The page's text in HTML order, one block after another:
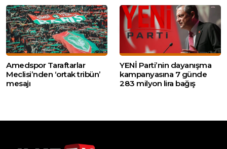
Amedspor Taraftarlar
Meclisi’nden ‘ortak tribün’
mesajı
YENİ Parti’nin dayanışma
kampanyasına 7 günde
283 milyon lira bağış